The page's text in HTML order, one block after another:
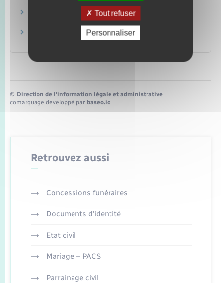
Ministère chargé des finances
Comment calculer les droits de succession ?
Ministère chargé des finances
Comment payer les droits de succession ?
Ministère chargé des finances
© Direction de l’information légale et administrative
comarquage developpé par baseo.io
Retrouvez aussi
Concessions funéraires
Documents d’identité
Etat civil
Mariage – PACS
Parrainage civil
Tout refuser
Personnaliser